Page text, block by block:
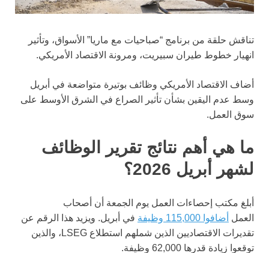
تناقش حلقة من برنامج “صباحيات مع ماريا” الأسواق، وتأثير
انهيار خطوط طيران سبيريت، ومرونة الاقتصاد الأمريكي.
أضاف الاقتصاد الأمريكي وظائف بوتيرة متواضعة في أبريل
وسط عدم اليقين بشأن تأثير الصراع في الشرق الأوسط على
سوق العمل.
ما هي أهم نتائج تقرير الوظائف
لشهر أبريل 2026؟
أبلغ مكتب إحصاءات العمل يوم الجمعة أن أصحاب
العمل أضافوا 115,000 وظيفة
في أبريل. ويزيد هذا الرقم عن
تقديرات الاقتصاديين الذين شملهم استطلاع LSEG، والذين
توقعوا زيادة قدرها 62,000 وظيفة.